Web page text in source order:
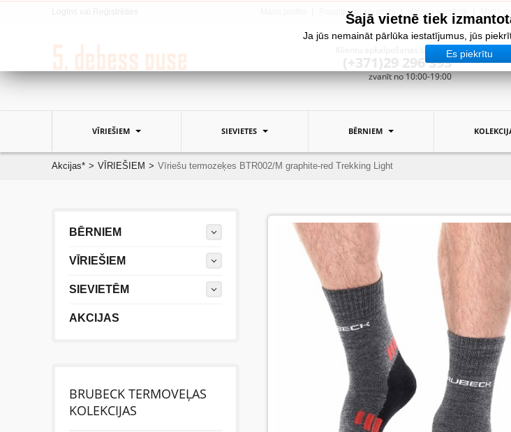
Šajā vietnē tiek
Ja jūs nemaināt pārlūka iestatījumus, jūs
Es piekrītu
Pasūtījuma saraksts Vēlmju saraksts
Klientu apkalpošanas tālrunis:
(+371)29 296 393
zvanīt no 10:00-19:00
VĪRIEŠIEM SIEVIETES BĒRNIEM
Akcijas* > VĪRIEŠIEM > Vīriešu termozeķes BTR002/M graphite-red Trekking Light
BĒRNIEM
VĪRIEŠIEM
SIEVIETĒM
AKCIJAS
BRUBECK TERMOVEĻAS
KOLEKCIJAS